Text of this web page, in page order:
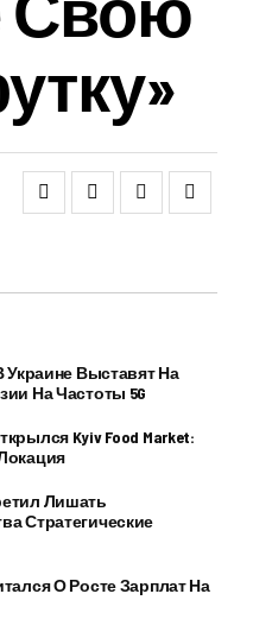
Украине Выставят На
На Частоты 5G
Kyiv Food Market:
Лишать
Стратегические
О Росте Зарплат На